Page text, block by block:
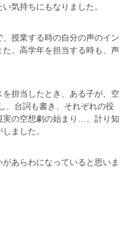
気持ちにもなりました。
授業する時の自分の声のイン
た、高学年を担当する時も、声
担当したとき、ある子が、空
、台詞も書き、それぞれの役
実の空想劇の始まり…、計り知
ました。
あらわになっていると思いま